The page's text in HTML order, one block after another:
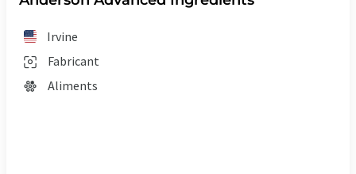
Irvine
Fabricant
Aliments